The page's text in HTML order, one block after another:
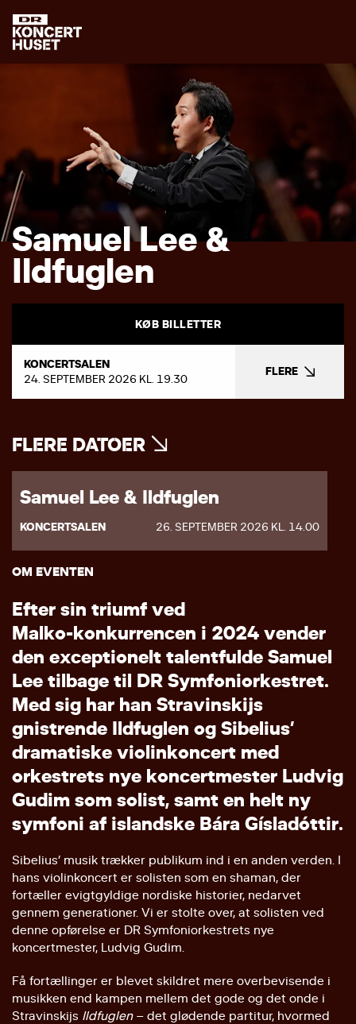
SamuelLee&
Ildfuglen
KØB BILLETTER
KONCERTSALEN
24. SEPTEMBER 2026 KL. 19.30
FLERE
FLERE DATOER
Samuel Lee & Ildfuglen
KONCERTSALEN 26. SEPTEMBER 2026 KL. 14.00
OM EVENTEN
Efter sin triumf ved
Malko-konkurrencen i 2024 vender
den exceptionelt talentfulde Samuel
Lee tilbage til DR Symfoniorkestret.
Med sig har han Stravinskijs
gnistrende Ildfuglen og Sibelius’
dramatiske violinkoncert med
orkestrets nye koncertmester Ludvig
Gudim som solist, samt en helt ny
symfoni af islandske Bára Gísladóttir.
Sibelius’ musik trækker publikum ind i en anden verden. I
hans violinkoncert er solisten som en shaman, der
fortæller evigtgyldige nordiske historier, nedarvet
gennem generationer. Vi er stolte over, at solisten ved
denne opførelse er DR Symfoniorkestrets nye
koncertmester, Ludvig Gudim.
Få fortællinger er blevet skildret mere overbevisende i
musikken end kampen mellem det gode og det onde i
Stravinskijs Ildfuglen– det glødende partitur, hvormed